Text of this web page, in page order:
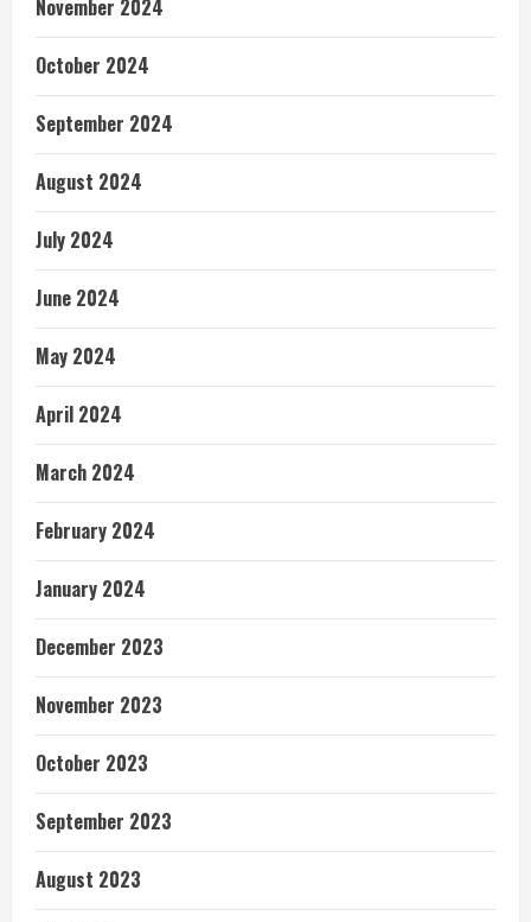
November 2024
October 2024
September 2024
August 2024
July 2024
June 2024
May 2024
April 2024
March 2024
February 2024
January 2024
December 2023
November 2023
October 2023
September 2023
August 2023